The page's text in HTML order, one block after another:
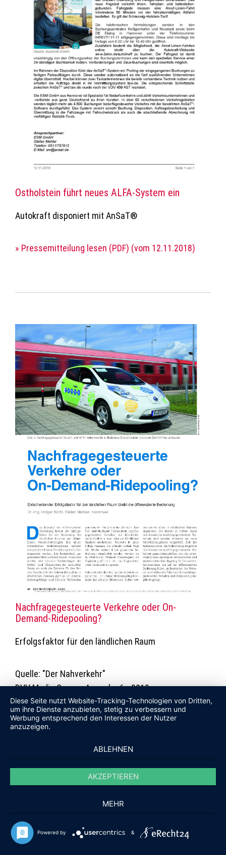
Ostholstein führt neues ALFA-System ein
Autokraft disponiert mit AnSaT®
» Pressemitteilung lesen (PDF) (vom 12.11.2018)
Nachfragegesteuerte Verkehre oder On-
Demand-Ridepooling?
Erfolgsfaktor für den ländlichen Raum
Quelle: "Der Nahverkehr"
DVV Media Group - Ausgabe 6 - 2018
» Artikel lesen (PDF)
Diese Seite nutzt Website-Tracking-Technologien von Dritten,
um ihre Dienste anzubieten, stetig zu verbessern und
Werbung entsprechend den Interessen der Nutzer
anzuzeigen.
ABLEHNEN
AKZEPTIEREN
MEHR
Powered by &